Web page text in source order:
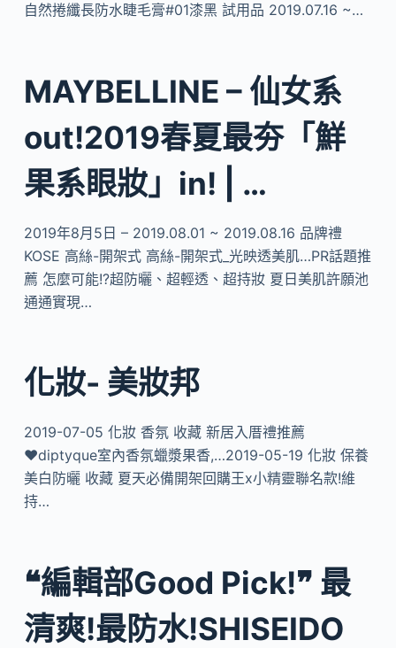
自然捲纖長防水睫毛膏#01漆黑 試用品 2019.07.16 ~…
MAYBELLINE – 仙女系
out!2019春夏最夯「鮮
果系眼妝」in! | …
2019年8月5日 – 2019.08.01 ~ 2019.08.16 品牌禮
KOSE 高絲-開架式 高絲-開架式_光映透美肌…PR話題推
薦 怎麼可能!?超防曬、超輕透、超持妝 夏日美肌許願池
通通實現…
化妝- 美妝邦
2019-07-05 化妝 香氛 收藏 新居入厝禮推薦
♥diptyque室內香氛蠟漿果香,…2019-05-19 化妝 保養
美白防曬 收藏 夏天必備開架回購王x小精靈聯名款!維
持…
❝編輯部Good Pick!❞ 最
清爽!最防水!SHISEIDO